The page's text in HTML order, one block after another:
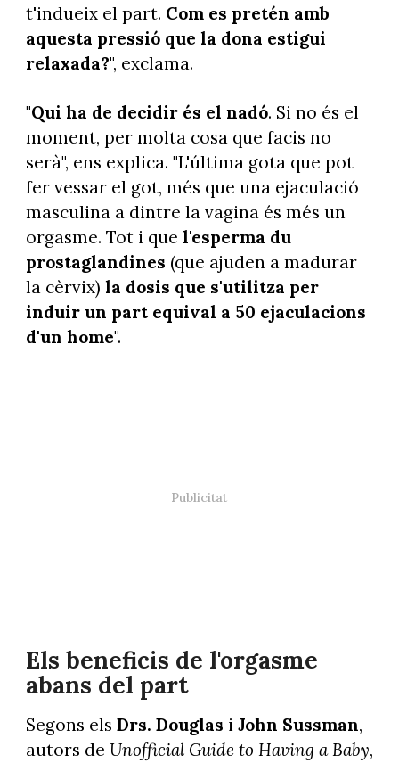
t'indueix el part. Com es pretén amb
aquesta pressió que la dona estigui
relaxada?", exclama.
"Qui ha de decidir és el nadó. Si no és el
moment, per molta cosa que facis no
serà", ens explica. "L'última gota que pot
fer vessar el got, més que una ejaculació
masculina a dintre la vagina és més un
orgasme. Tot i que l'esperma du
prostaglandines (que ajuden a madurar
la cèrvix) la dosis que s'utilitza per
induir un part equival a 50 ejaculacions
d'un home".
Els beneficis de l'orgasme
abans del part
Segons els Drs. Douglas i John Sussman,
autors de Unofficial Guide to Having a Baby,